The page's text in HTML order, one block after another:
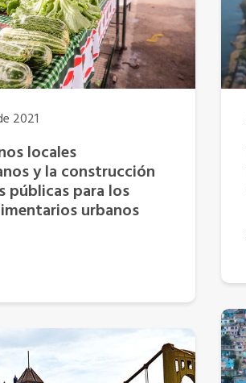
2021
locales
y la construcción
públicas para los
urbanos